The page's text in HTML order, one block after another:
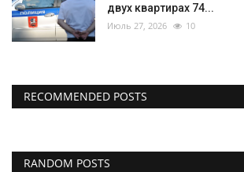
двух квартирах 74...
Июль 27, 2026 10
RECOMMENDED POSTS
RANDOM POSTS